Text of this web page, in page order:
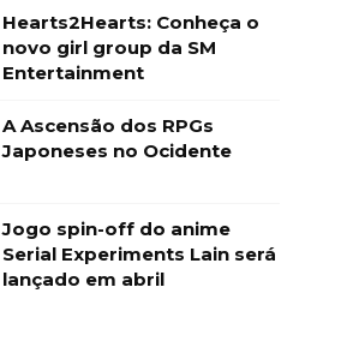
Hearts2Hearts: Conheça o
novo girl group da SM
Entertainment
A Ascensão dos RPGs
Japoneses no Ocidente
Jogo spin-off do anime
Serial Experiments Lain será
lançado em abril